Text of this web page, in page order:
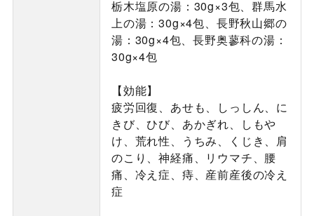
栃木塩原の湯：30g×3包、群馬水
上の湯：30g×4包、長野秋山郷の
湯：30g×4包、長野奥蓼科の湯：
30g×4包
【効能】
疲労回復、あせも、しっしん、に
きび、ひび、あかぎれ、しもや
け、荒れ性、うちみ、くじき、肩
のこり、神経痛、リウマチ、腰
痛、冷え症、痔、産前産後の冷え
症